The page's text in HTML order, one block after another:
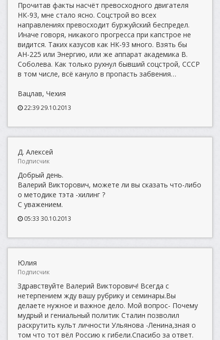
Прочитав факты насчёт превосходного двигателя
НК-93, мне стало ясно. Соцстрой во всех
направлениях превосходит буржуйский беспредел.
Иначе говоря, никакого прогресса при капстрое не
видится. Таких казусов как НК-93 много. Взять бы
АН-225 или Энергию, или же аппарат академика В.
Соболева. Как только рухнул бывший соцстрой, СССР
в том числе, всё кануло в пропасть забвения…
Вацлав, Чехия
22:39 29.10.2013
Д. Алексей
Подписчик
Добрый день.
Валерий Викторович, можете ли вы сказать что-либо
о методике тэта -хилинг ?
С уважением.
05:33 30.10.2013
Юлия
Подписчик
Здравствуйте Валерий Викторович! Всегда с
нетерпением жду вашу рубрику и семинары.Вы
делаете нужное и важное дело. Мой вопрос- Почему
мудрый и гениальный политик Сталин позволил
раскрутить культ личности Ульянова -Ленина,зная о
том что тот вёл Россию к гибели.Спасибо за ответ.